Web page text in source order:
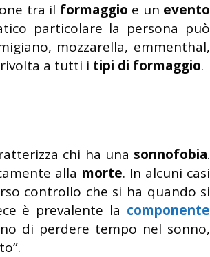
tra il formaggio e un evento
particolare la persona può
mozzarella, emmenthal,
rivolta a tutti i tipi di formaggio.
chi ha una sonnofobia.
alla morte. In alcuni casi
controllo che si ha quando si
è prevalente la componente
di perdere tempo nel sonno,